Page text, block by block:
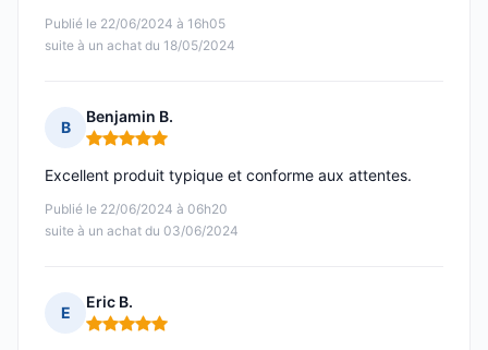
Publié le 22/06/2024 à 16h05
suite à un achat du 18/05/2024
B
Benjamin B.
Note : 5 sur 5
Publié le 22/06/2024 à 06h20
suite à un achat du 03/06/2024
Excellent produit typique et conforme aux attentes.
E
Eric B.
Note : 5 sur 5